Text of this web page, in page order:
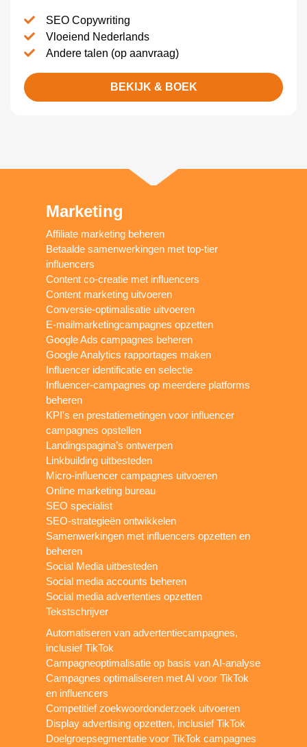
SEO Copywriting
Vloeiend Nederlands
Andere talen (op aanvraag)
BEKIJK & BOEK
Marketing
Affiliate marketing beheren
Betaalde samenwerkingen met top-tier
influencers
Content co-creatie met influencers
Content marketing uitvoeren
Conversie-optimalisatie uitvoeren
E-mailmarketingcampagnes opzetten
Google Ads campagnes beheren
Google Analytics rapportages maken
Influencer identificatie en selectie
Influencer-campagnes op meerdere platforms
beheren
KPI's en prestatiemetingen voor influencer
campagnes opstellen
Landingspagina’s ontwerpen
Linkbuilding uitbesteden
Micro-influencer campagnes uitvoeren
Online marketing bureau
SEO specialist
SEO-strategieën ontwikkelen
Samenwerkingen met influencers opzetten en
beheren
Social Media uitbesteden
Social media accounts beheren
Social media advertenties opzetten
Tekstschrijver
Automatiseren van advertentiecampagnes,
inclusief TikTok
Campagneoptimalisatie op basis van AI-analyse
Campagnes optimaliseren met AI voor TikTok
en influencers
Competitief zoekwoordonderzoek uitvoeren
Display advertising opzetten, inclusief TikTok
Doelgroepsegmentatie voor TikTok campagnes